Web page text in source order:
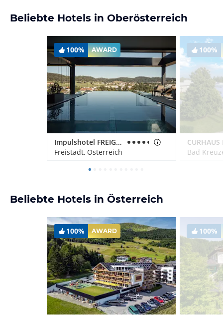
Beliebte Hotels in Oberösterreich
100% AWARD
Impulshotel FREIGOLD
Freistadt, Österreich
100%
Bad
Beliebte Hotels in Österreich
100% AWARD 100%